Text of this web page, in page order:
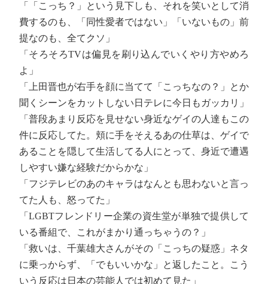
「「こっち？」という見下しも、それを笑いとして消
費するのも、「同性愛者ではない」「いないもの」前
提なのも、全てクソ」
「そろそろTVは偏見を刷り込んでいくやり方やめろ
よ」
「上田晋也が右手を顔に当てて「こっちなの？」とか
聞くシーンをカットしない日テレに今日もガッカリ」
「普段あまり反応を見せない身近なゲイの人達もこの
件に反応してた。頬に手をそえるあの仕草は、ゲイで
あることを隠して生活してる人にとって、身近で遭遇
しやすい嫌な経験だからかな」
「フジテレビのあのキャラはなんとも思わないと言っ
てた人も、怒ってた」
「LGBTフレンドリー企業の資生堂が単独で提供して
いる番組で、これがまかり通っちゃうの？」
「救いは、千葉雄大さんがその「こっちの疑惑」ネタ
に乗っからず、「でもいいかな」と返したこと。こう
いう反応は日本の芸能人では初めて見た」